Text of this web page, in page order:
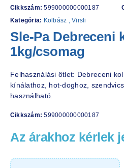
Cikkszám:599000000000187
Kategória: Kolbász , Virsli
Sle-Pa Debreceni
1kg/csomag
Felhasználási ötlet: Debreceni
kínálathoz, hot-doghoz,
használható.
Cikkszám:599000000000187
Az árakhoz kérlek